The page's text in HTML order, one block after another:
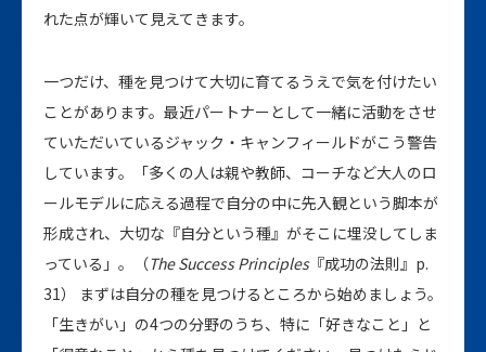
れた点が輝いて見えてきます。
一つだけ、種を見つけて大切に育てるうえで気を付けたい
ことがあります。最近パートナーとして一緒に活動をさせ
ていただいているジャック・キャンフィールドがこう警告
しています。「多くの人は親や教師、コーチなど大人のロ
ールモデルに応える過程で自分の中に先入観という脚本が
形成され、大切な『自分という種』がそこに埋没してしま
っている」。（The Success Principles『成功の法則』p.
31） まずは自分の種を見つけるところから始めましょう。
「生きがい」の4つの分野のうち、特に「好きなこと」と